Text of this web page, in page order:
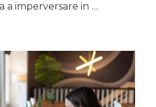
forma
tra
e
bevande
ideali
a imperversare in …